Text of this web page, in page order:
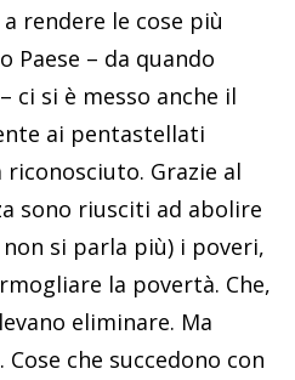
rendere le cose più
Paese – da quando
ci si è messo anche il
ai pentastellati
Grazie al
sono riusciti ad abolire
si parla più) i poveri,
la povertà. Che,
eliminare. Ma
che succedono con